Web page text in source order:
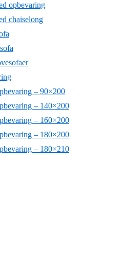
opbevaring
chaiselong
– 90×200
– 140×200
– 160×200
– 180×200
– 180×210